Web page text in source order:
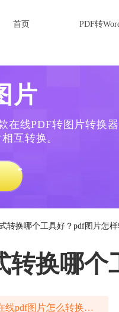
首页 PDF转
片
在线PDF转图片转换
互转换。
转换哪个工具好？pdf图片怎
转换哪
在线pdf图片怎么转换成jpg格式